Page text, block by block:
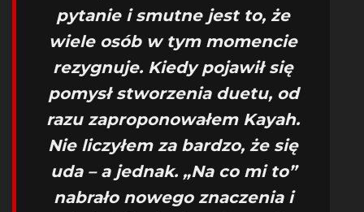
pytanie i smutne jest to, że
wiele osób w tym momencie
rezygnuje. Kiedy pojawił się
pomysł stworzenia duetu, od
razu zaproponowałem Kayah.
Nie liczyłem za bardzo, że się
uda – a jednak. „Na co mi to”
nabrało nowego znaczenia i